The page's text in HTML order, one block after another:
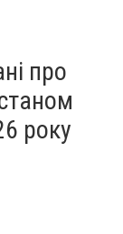
про
року